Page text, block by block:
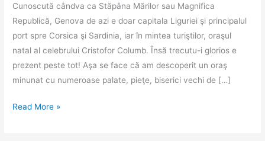
Cunoscută cândva ca Stăpâna Mărilor sau Magnifica
Republică, Genova de azi e doar capitala Liguriei şi principalul
port spre Corsica şi Sardinia, iar în mintea turiştilor, oraşul
natal al celebrului Cristofor Columb. Însă trecutu-i glorios e
prezent peste tot! Aşa se face că am descoperit un oraş
minunat cu numeroase palate, pieţe, biserici vechi de […]
Genova,
Read More »